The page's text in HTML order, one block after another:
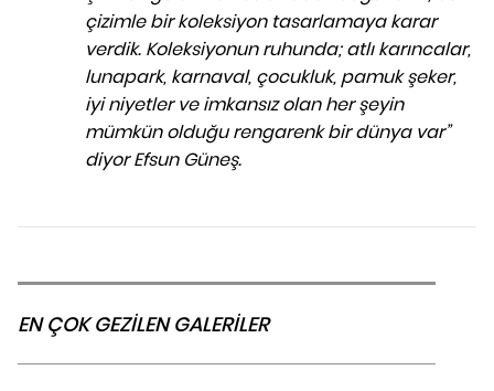
çizimle bir koleksiyon tasarlamaya karar
verdik. Koleksiyonun ruhunda; atlı karıncalar,
lunapark, karnaval, çocukluk, pamuk şeker,
iyi niyetler ve imkansız olan her şeyin
mümkün olduğu rengarenk bir dünya var”
diyor Efsun Güneş.
EN ÇOK GEZİLEN GALERİLER